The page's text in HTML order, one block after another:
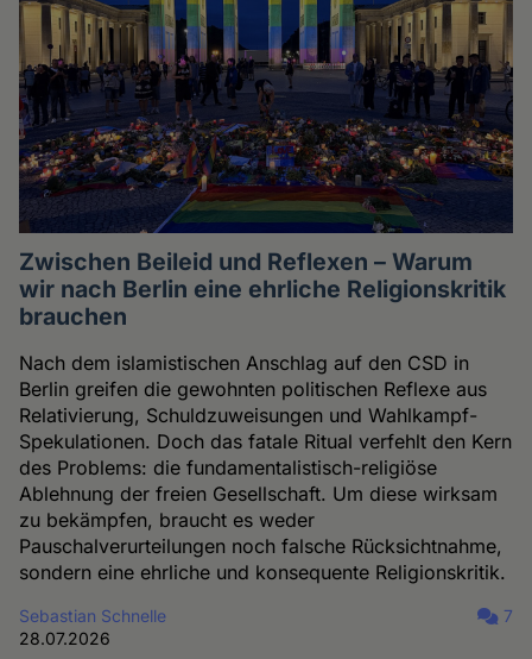
Zwischen Beileid und Reflexen – Warum
wir nach Berlin eine ehrliche Religionskritik
brauchen
Nach dem islamistischen Anschlag auf den CSD in
Berlin greifen die gewohnten politischen Reflexe aus
Relativierung, Schuldzuweisungen und Wahlkampf-
Spekulationen. Doch das fatale Ritual verfehlt den Kern
des Problems: die fundamentalistisch-religiöse
Ablehnung der freien Gesellschaft. Um diese wirksam
zu bekämpfen, braucht es weder
Pauschalverurteilungen noch falsche Rücksichtnahme,
sondern eine ehrliche und konsequente Religionskritik.
Sebastian Schnelle
28.07.2026
7